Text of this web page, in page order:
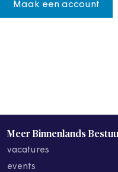
Maak een account
Meer Binnenlands
vacatures
events